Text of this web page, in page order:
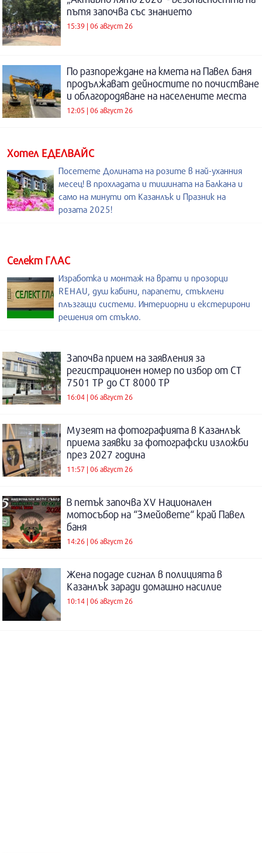
пътя започва със знанието
15:39 | 06 август 26
По разпореждане на кмета на Павел баня
продължават дейностите по почистване
и облагородяване на населените места
12:05 | 06 август 26
Хотел ЕДЕЛВАЙС
Посетете Долината на розите в най-уханния
месец! В прохладата и тишината на Балкана и
само на минути от Казанлък и Празник на
розата 2025!
Селект ГЛАС
Изработка и монтаж на врати и прозорци
REHAU, душ кабини, парапети, стъклени
плъзгащи системи. Интериорни и екстерирони
решения от стъкло.
Започва прием на заявления за
регистрационен номер по избор от СТ
7501 ТР до СТ 8000 ТР
16:04 | 06 август 26
Музеят на фотографията в Казанлък
приема заявки за фотографски изложби
през 2027 година
11:57 | 06 август 26
В петък започва XV Национален
мотосъбор на “Змейовете“ край Павел
баня
14:26 | 06 август 26
Жена подаде сигнал в полицията в
Казанлък заради домашно насилие
10:14 | 06 август 26